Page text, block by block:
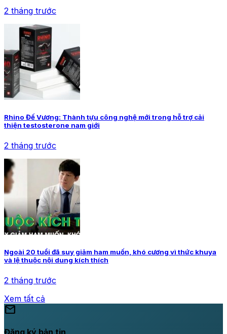
2 tháng trước
Rhino Đế Vương: Thành tựu công nghệ mới trong hỗ trợ cải
thiện testosterone nam giới
2 tháng trước
Ngoài 20 tuổi đã suy giảm ham muốn, khó cương vì thức khuya
và lệ thuộc nội dung kích thích
2 tháng trước
Xem tất cả
mail
Đăng ký bản tin